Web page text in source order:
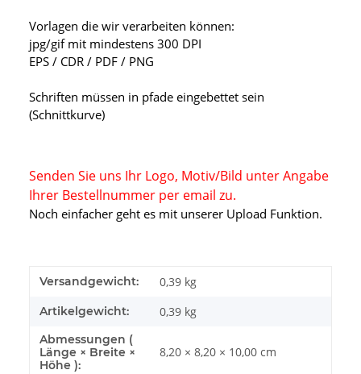
Vorlagen die wir verarbeiten können:
jpg/gif mit mindestens 300 DPI
EPS / CDR / PDF / PNG
Schriften müssen in pfade eingebettet sein
(Schnittkurve)
Senden Sie uns Ihr Logo, Motiv/Bild unter Angabe
Ihrer Bestellnummer per email zu.
Noch einfacher geht es mit unserer Upload Funktion.
Versandgewicht: 0,39 kg
Artikelgewicht: 0,39 kg
Abmessungen (
Länge × Breite ×
Höhe ):
8,20 × 8,20 × 10,00 cm